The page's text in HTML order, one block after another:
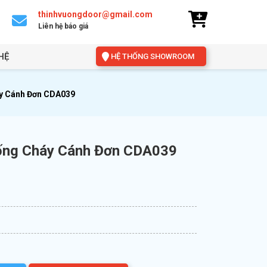
thinhvuongdoor@gmail.com
Liên hệ báo giá
HỆ THỐNG SHOWROOM
Cánh Đơn CDA039
Cháy Cánh Đơn CDA039